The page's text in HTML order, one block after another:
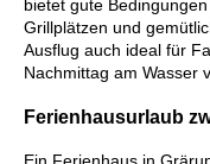
bietet gute
Grillplätzen und
Ausflug auch ideal für
Nachmittag am Wasser
Ferienhausurlaub
Ein Ferienhaus in